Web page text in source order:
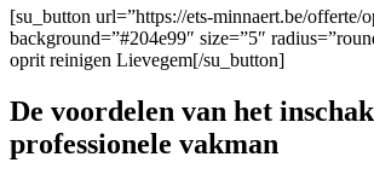
[su_button url=”https://ets-minnaert.be/offerte/
background=”#204e99″ size=”5″
oprit reinigen Lievegem[/su_button]
De voordelen van het
professionele vakman